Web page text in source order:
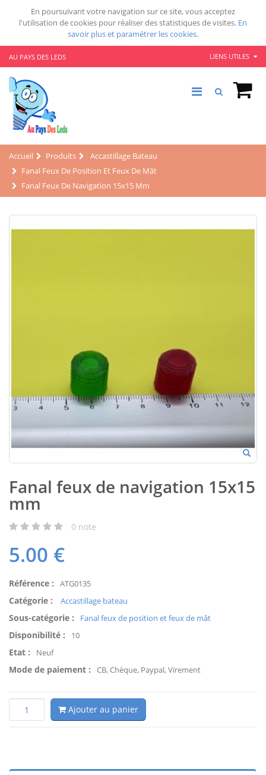
En poursuivant votre navigation sur ce site, vous acceptez
l'utilisation de cookies pour réaliser des statistiques de visites. En
savoir plus et paramétrer les cookies.
AU PAYS DES LEDS LIENS UTILES
Accueil Produits
Accastillage Bateau
Fanal Feux De Position Et Feux De Mât
Fanal Feux De Navigation 15x15 Mm
Fanal feux de navigation 15x15
mm
0 note
5.00 €
Référence : ATG0135
Catégorie : Accastillage bateau
Sous-catégorie : Fanal feux de position et feux de mât
Disponibilité : 10
Etat : Neuf
Mode de paiement : CB, Chèque, Paypal, Virement
Ajouter au panier